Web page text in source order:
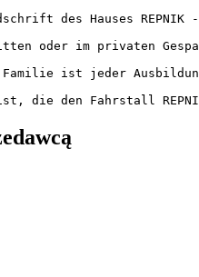
des Hauses
oder im privaten
Familie ist jeder
ist, die den Fahrstall